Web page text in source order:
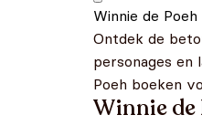
Winnie de Poeh
Ontdek de
personages en
Poeh boeken
Winnie de